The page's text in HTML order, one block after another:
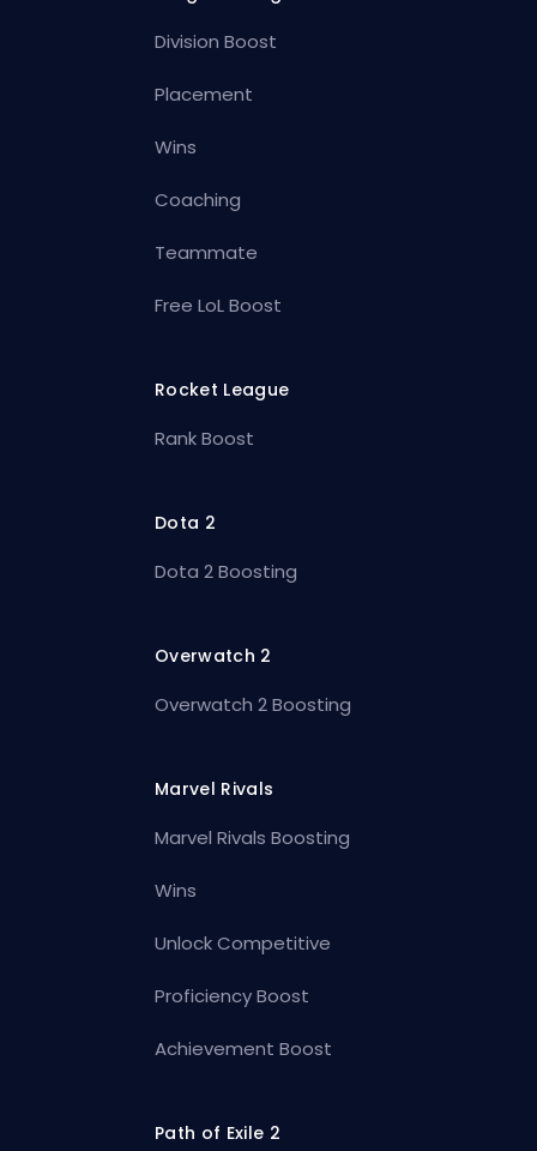
Division Boost
Placement
Wins
Coaching
Teammate
Free LoL Boost
Rocket League
Rank Boost
Dota 2
Dota 2 Boosting
Overwatch 2
Overwatch 2 Boosting
Marvel Rivals
Marvel Rivals Boosting
Wins
Unlock Competitive
Proficiency Boost
Achievement Boost
Path of Exile 2